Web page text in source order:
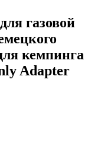
газовой
кемпинга
Adapter